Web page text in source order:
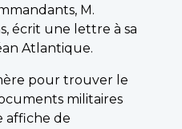
M.
écrit une lettre à sa
Atlantique.
pour trouver le
militaires
affiche de